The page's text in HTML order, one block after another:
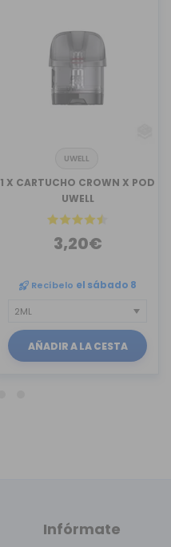
UWELL
1 X CARTUCHO CROWN X POD
UWELL
3,20€
Recíbelo el sábado 8
AÑADIR A LA CESTA
Infórmate